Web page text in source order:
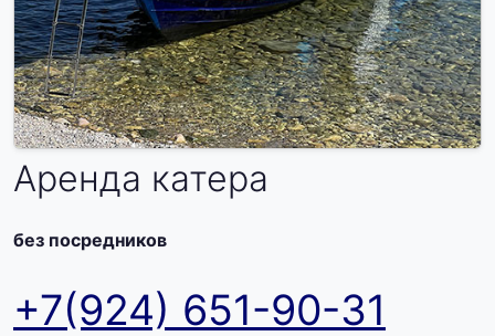
Аренда катера
без посредников
+7(924) 651-90-31